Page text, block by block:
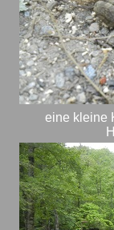
eine kleine